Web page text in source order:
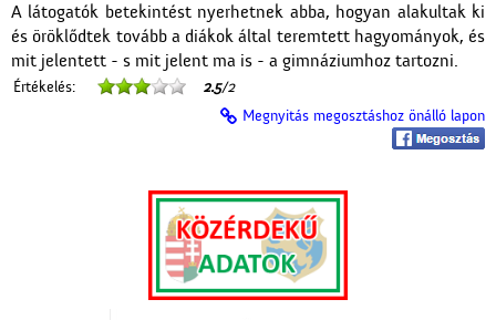
A látogatók betekintést nyerhetnek abba, hogyan alakultak ki
és öröklődtek tovább a diákok által teremtett hagyományok, és
mit jelentett - s mit jelent ma is - a gimnáziumhoz tartozni.
Értékelés: 2.5/2
Megnyitás megosztáshoz önálló lapon